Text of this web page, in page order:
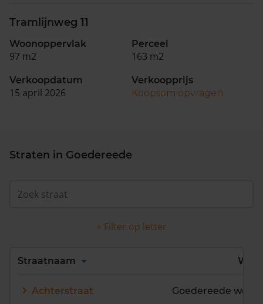
Tramlijnweg 11
Woonoppervlak
97 m2
Perceel
163 m2
Verkoopdatum
15 april 2026
Verkoopprijs
Koopsom opvragen
Straten in Goedereede
+ Filter op letter
Alles
Straatnaam Wijk
Achterstraat Goedereede